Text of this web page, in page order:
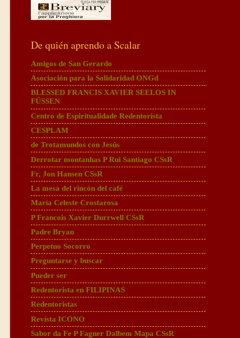
De quién aprendo a Scalar
Amigos de San Gerardo
Asociación para la Solidaridad ONGd
BLESSED FRANCIS XAVIER SEELOS IN
FÜSSEN
Centro de Espiritualidade Redentorista
CESPLAM
de Trotamundos con Jesús
Derrotar montanhas P Rui Santiago CSsR
Fr, Jon Hansen CSsR
La mesa del rincón del café
María Celeste Crostarosa
P Francois Xavier Durrwell CSsR
Padre Bryan
Perpetuo Socorro
Preguntarse y buscar
Pueder ser
Redentorista en FILIPINAS
Redentoristas
Revista ICONO
Sabor da Fe P Fagner Dalbem Mapa CSsR